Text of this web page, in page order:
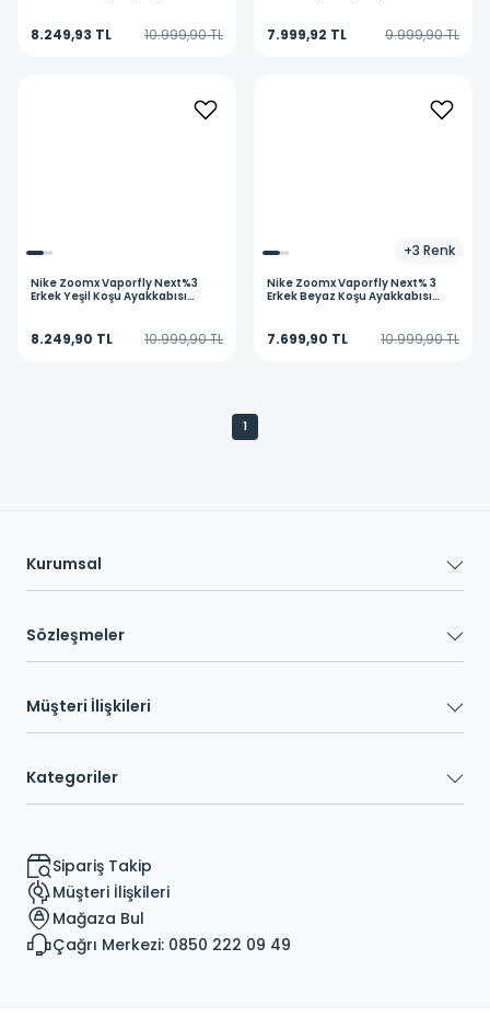
8.249,93 TL 10.999,90 TL 7.999,92 TL 9.999,90 TL
Nike Zoomx Vaporfly Next%3
Erkek Yeşil Koşu Ayakkabısı
8.249,90 TL 10.999,90 TL
+3 Renk
Nike Zoomx Vaporfly Next% 3
Erkek Beyaz Koşu Ayakkabısı
7.699,90 TL 10.999,90 TL
1
Kurumsal
Sözleşmeler
Müşteri İlişkileri
Kategoriler
Sipariş Takip
Müşteri İlişkileri
Mağaza Bul
Çağrı Merkezi: 0850 222 09 49